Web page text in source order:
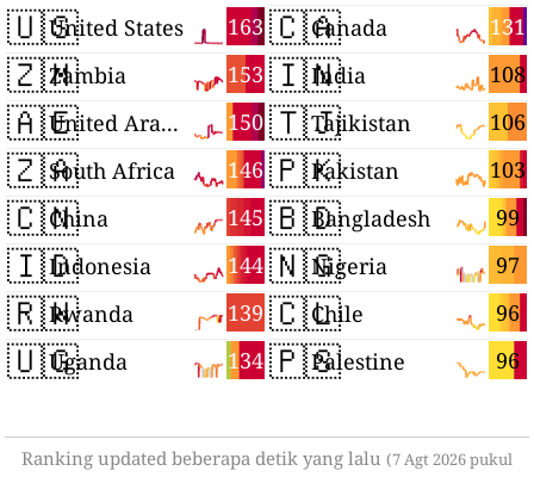
🇺🇸 163
United States
🇿🇲 153
Zambia
🇦🇪 150
United Arab Emirates
🇿🇦 146
South Africa
🇨🇳 145
China
🇮🇩 144
Indonesia
🇷🇼 139
Rwanda
🇺🇬 134
Uganda
🇨🇦 131
Canada
🇮🇳 108
India
🇹🇯 106
Tajikistan
🇵🇰 103
Pakistan
🇧🇩 99
Bangladesh
🇳🇬 97
Nigeria
🇨🇱 96
Chile
🇵🇸 96
Palestine
Ranking updated beberapa detik yang lalu (7 Agt 2026 pukul